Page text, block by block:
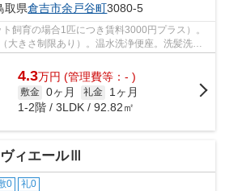
取県倉吉市余戸谷町3080-5
飼育の場合1匹につき賃料3000円プラス）。
大きさ制限あり）。温水洗浄便座。洗髪洗面
（スペー...
4.3万円 (管理費等：- )
敷金 0ヶ月 礼金
1ヶ月
1-2階 / 3LDK / 92.82㎡
ィエールⅢ
0 礼0